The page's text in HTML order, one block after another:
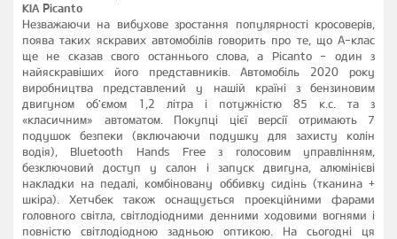
KIA Picanto
Незважаючи на вибухове зростання популярності кросоверів,
поява таких яскравих автомобілів говорить про те, що А-клас
ще не сказав свого останнього слова, а Picanto - один з
найяскравіших його представників. Автомобіль 2020 року
виробництва представлений у нашій країні з бензиновим
двигуном об'ємом 1,2 літра і потужністю 85 к.с. та з
«класичним» автоматом. Покупці цієї версії отримають 7
подушок безпеки (включаючи подушку для захисту колін
водія), Bluetooth Hands Free з голосовим управлінням,
безключовий доступ у салон і запуск двигуна, алюмінієві
накладки на педалі, комбіновану оббивку сидінь (тканина +
шкіра). Хетчбек також оснащується проекційними фарами
головного світла, світлодіодними денними ходовими вогнями і
повністю світлодіодною задньою оптикою. На сьогодні ця